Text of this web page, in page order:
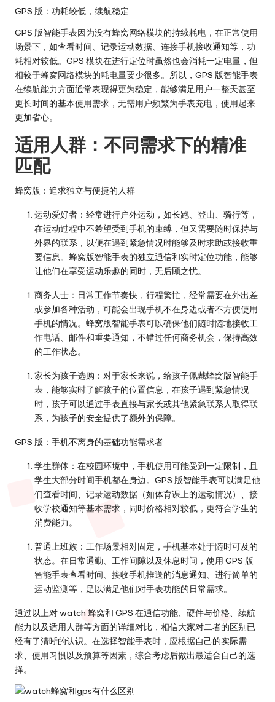
GPS 版：功耗较低，续航稳定
GPS 版智能手表因为没有蜂窝网络模块的持续耗电，在正常使用
场景下，如查看时间、记录运动数据、连接手机接收通知等，功
耗相对较低。GPS 模块在进行定位时虽然也会消耗一定电量，但
相较于蜂窝网络模块的耗电量要少很多。所以，GPS 版智能手表
在续航能力方面通常表现得更为稳定，能够满足用户一整天甚至
更长时间的基本使用需求，无需用户频繁为手表充电，使用起来
更加省心。
适用人群：不同需求下的精准
匹配
蜂窝版：追求独立与便捷的人群
运动爱好者 ：经常进行户外运动，如长跑、登山、骑行等，
在运动过程中不希望受到手机的束缚，但又需要随时保持与
外界的联系，以便在遇到紧急情况时能够及时求助或接收重
要信息。蜂窝版智能手表的独立通信和实时定位功能，能够
让他们在享受运动乐趣的同时，无后顾之忧。
商务人士 ：日常工作节奏快，行程繁忙，经常需要在外出差
或参加各种活动，可能会出现手机不在身边或者不方便使用
手机的情况。蜂窝版智能手表可以确保他们随时随地接收工
作电话、邮件和重要通知，不错过任何商务机会，保持高效
的工作状态。
家长为孩子选购 ：对于家长来说，给孩子佩戴蜂窝版智能手
表，能够实时了解孩子的位置信息，在孩子遇到紧急情况
时，孩子可以通过手表直接与家长或其他紧急联系人取得联
系，为孩子的安全提供了额外的保障。
GPS 版：手机不离身的基础功能需求者
学生群体 ：在校园环境中，手机使用可能受到一定限制，且
学生大部分时间手机都在身边。GPS 版智能手表可以满足他
们查看时间、记录运动数据（如体育课上的运动情况）、接
收学校通知等基本需求，同时价格相对较低，更符合学生的
消费能力。
普通上班族 ：工作场景相对固定，手机基本处于随时可及的
状态。在日常通勤、工作间隙以及休息时间，使用 GPS 版
智能手表查看时间、接收手机推送的消息通知、进行简单的
运动监测等，足以满足他们对手表功能的日常需求。
通过以上对 watch 蜂窝和 GPS 在通信功能、硬件与价格、续航
能力以及适用人群等方面的详细对比，相信大家对二者的区别已
经有了清晰的认识。在选择智能手表时，应根据自己的实际需
求、使用习惯以及预算等因素，综合考虑后做出最适合自己的选
择。